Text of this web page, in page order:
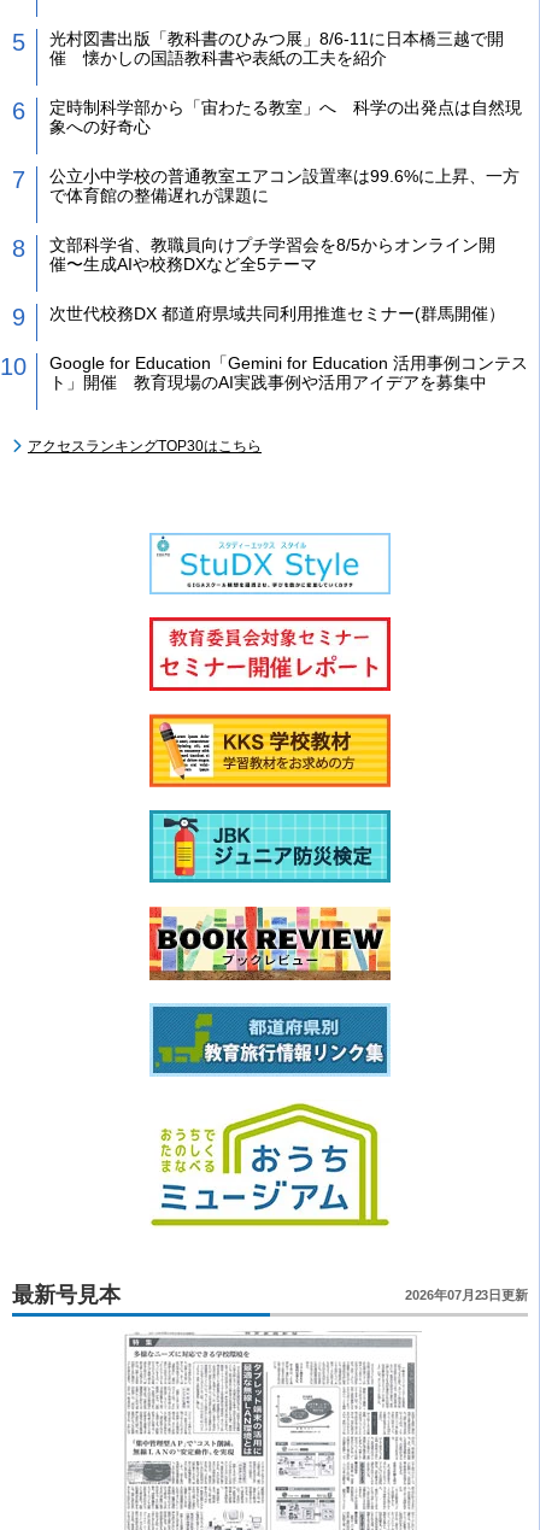
光村図書出版「教科書のひみつ展」8/6-11に日本橋三越で開
催 懐かしの国語教科書や表紙の工夫を紹介
定時制科学部から「宙わたる教室」へ 科学の出発点は自然現
象への好奇心
公立小中学校の普通教室エアコン設置率は99.6%に上昇、一方
で体育館の整備遅れが課題に
文部科学省、教職員向けプチ学習会を8/5からオンライン開
催〜生成AIや校務DXなど全5テーマ
次世代校務DX 都道府県域共同利用推進セミナー(群馬開催）
Google for Education「Gemini for Education 活用事例コンテス
ト」開催 教育現場のAI実践事例や活用アイデアを募集中
アクセスランキングTOP30はこちら
最新号見本 2026年07月23日更新